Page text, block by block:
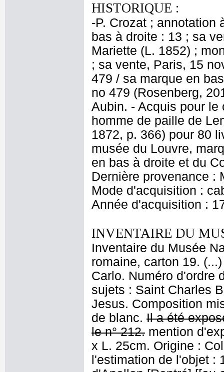
HISTORIQUE :
-P. Crozat ; annotation
bas à droite : 13 ; sa
Mariette (L. 1852) ;
; sa vente, Paris, 15
479 / sa marque en
no 479 (Rosenberg,
Aubin. - Acquis pour le
homme de paille de
1872, p. 366) pour 80
musée du Louvre,
en bas à droite et du
Dernière provenance :
Mode d'acquisition :
Année d'acquisition :
INVENTAIRE DU
Inventaire du Musée
romaine, carton 19.
Carlo. Numéro d'ordre
sujets : Saint Charles
Jesus. Composition
de blanc. Il a été
le n° 212. mention
x L. 25cm. Origine :
l'estimation de l'objet :